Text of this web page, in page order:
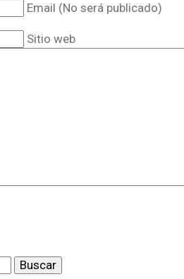
Email (No será publicado)
Sitio web